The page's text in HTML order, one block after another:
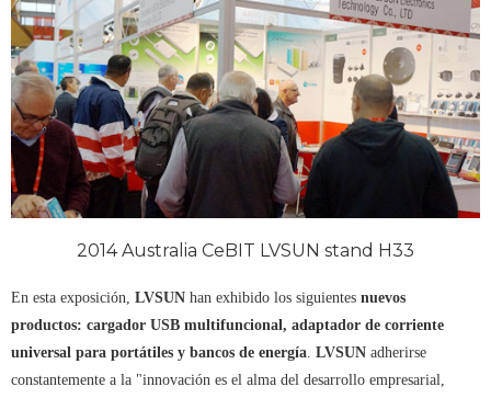
2014 Australia CeBIT LVSUN stand H33
En esta exposición, LVSUN han exhibido los siguientes nuevos
productos: cargador USB multifuncional, adaptador de corriente
universal para portátiles y bancos de energía. LVSUN adherirse
constantemente a la "innovación es el alma del desarrollo empresarial,